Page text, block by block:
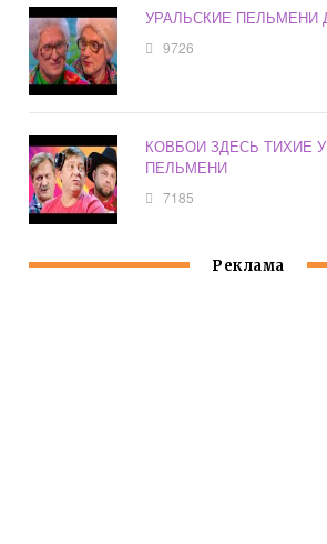
УРАЛЬСКИЕ ПЕЛЬМЕНИ
9726
КОВБОИ ЗДЕСЬ ТИХИЕ
ПЕЛЬМЕНИ
7185
Реклама